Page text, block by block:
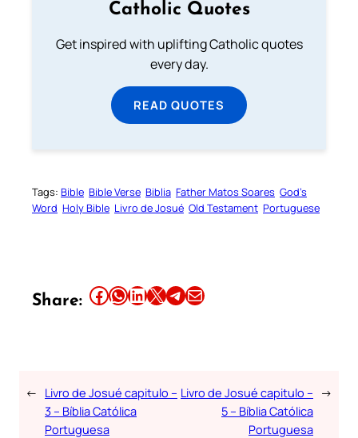
Catholic Quotes
Get inspired with uplifting Catholic quotes
every day.
READ QUOTES
Tags: Bible Bible Verse Biblia Father Matos Soares God’s
Word Holy Bible Livro de Josué Old Testament Portuguese
Share: Share this article on Facebook Share this article on WhatsApp Share this article on LinkedIn Share this article on X Share this article on TelegramEmail this Article
← Livro de Josué capitulo –
3 – Bíblia Católica
Portuguesa
Livro de Josué capitulo –
5 – Bíblia Católica
Portuguesa
→